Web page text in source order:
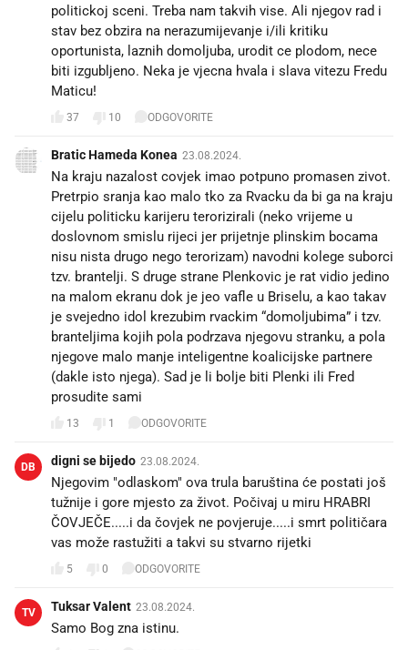
politickoj sceni. Treba nam takvih vise. Ali njegov rad i
stav bez obzira na nerazumijevanje i/ili kritiku
oportunista, laznih domoljuba, urodit ce plodom, nece
biti izgubljeno. Neka je vjecna hvala i slava vitezu Fredu
Maticu!
37 10 ODGOVORITE
Bratic Hameda Konea 23.08.2024.
Na kraju nazalost covjek imao potpuno promasen zivot.
Pretrpio sranja kao malo tko za Rvacku da bi ga na kraju
cijelu politicku karijeru terorizirali (neko vrijeme u
doslovnom smislu rijeci jer prijetnje plinskim bocama
nisu nista drugo nego terorizam) navodni kolege suborci
tzv. brantelji. S druge strane Plenkovic je rat vidio jedino
na malom ekranu dok je jeo vafle u Briselu, a kao takav
je svejedno idol krezubim rvackim “domoljubima” i tzv.
branteljima kojih pola podrzava njegovu stranku, a pola
njegove malo manje inteligentne koalicijske partnere
(dakle isto njega). Sad je li bolje biti Plenki ili Fred
prosudite sami
13 1 ODGOVORITE
DB digni se bijedo 23.08.2024.
Njegovim "odlaskom" ova trula baruština će postati još
tužnije i gore mjesto za život. Počivaj u miru HRABRI
ČOVJEČE.....i da čovjek ne povjeruje.....i smrt političara
vas može rastužiti a takvi su stvarno rijetki
5 0 ODGOVORITE
TV Tuksar Valent 23.08.2024.
Samo Bog zna istinu.